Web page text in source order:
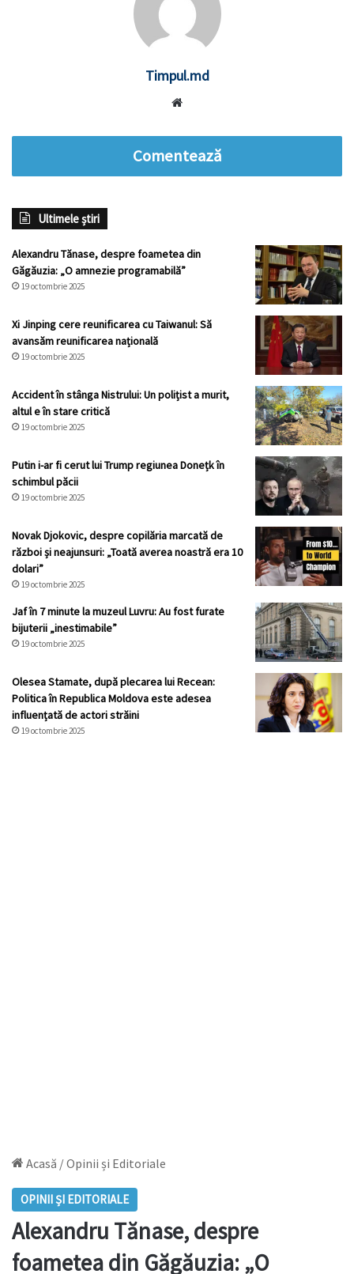
Timpul.md
Comentează
Ultimele știri
Alexandru Tănase, despre foametea din
Găgăuzia: „O amnezie programabilă”
19 octombrie 2025
Xi Jinping cere reunificarea cu Taiwanul: Să
avansăm reunificarea națională
19 octombrie 2025
Accident în stânga Nistrului: Un polițist a murit,
altul e în stare critică
19 octombrie 2025
Putin i-ar fi cerut lui Trump regiunea Donețk în
schimbul păcii
19 octombrie 2025
Novak Djokovic, despre copilăria marcată de
război și neajunsuri: „Toată averea noastră era 10
dolari”
19 octombrie 2025
Jaf în 7 minute la muzeul Luvru: Au fost furate
bijuterii „inestimabile”
19 octombrie 2025
Olesea Stamate, după plecarea lui Recean:
Politica în Republica Moldova este adesea
influențată de actori străini
19 octombrie 2025